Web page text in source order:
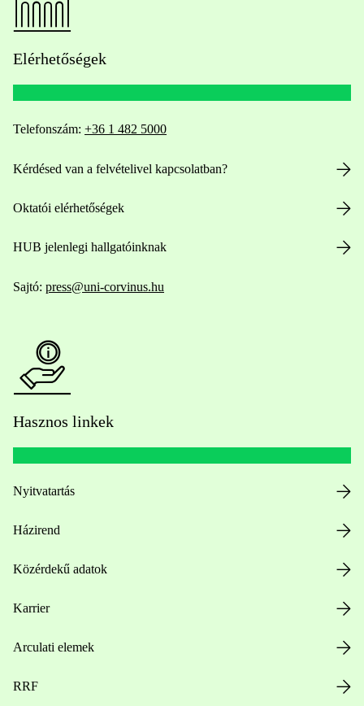
Elérhetőségek
Telefonszám: +36 1 482 5000
Kérdésed van a felvételivel kapcsolatban?
Oktatói elérhetőségek
HUB jelenlegi hallgatóinknak
Sajtó: press@uni-corvinus.hu
Hasznos linkek
Nyitvatartás
Házirend
Közérdekű adatok
Karrier
Arculati elemek
RRF